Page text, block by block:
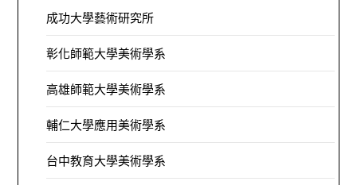
成功大學藝術研究所
彰化師範大學美術學系
高雄師範大學美術學系
輔仁大學應用美術學系
台中教育大學美術學系